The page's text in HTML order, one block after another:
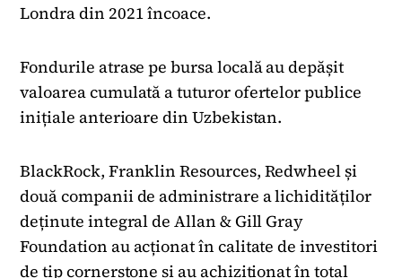
Londra din 2021 încoace.
Fondurile atrase pe bursa locală au depășit
valoarea cumulată a tuturor ofertelor publice
inițiale anterioare din Uzbekistan.
BlackRock, Franklin Resources, Redwheel și
două companii de administrare a lichidităților
deținute integral de Allan & Gill Gray
Foundation au acționat în calitate de investitori
de tip cornerstone și au achiziționat în total